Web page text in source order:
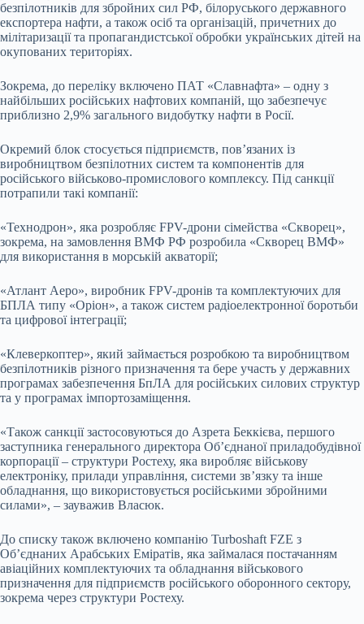
безпілотників для збройних сил РФ, білоруського державного
експортера нафти, а також осіб та організацій, причетних до
мілітаризації та пропагандистської обробки українських дітей на
окупованих територіях.
Зокрема, до переліку включено ПАТ «Славнафта» – одну з
найбільших російських нафтових компаній, що забезпечує
приблизно 2,9% загального видобутку нафти в Росії.
Окремий блок стосується підприємств, пов’язаних із
виробництвом безпілотних систем та компонентів для
російського військово-промислового комплексу. Під санкції
потрапили такі компанії:
«Технодрон», яка розробляє FPV-дрони сімейства «Скворец»,
зокрема, на замовлення ВМФ РФ розробила «Скворец ВМФ»
для використання в морській акваторії;
«Атлант Аеро», виробник FPV-дронів та комплектуючих для
БПЛА типу «Оріон», а також систем радіоелектронної боротьби
та цифрової інтеграції;
«Клеверкоптер», який займається розробкою та виробництвом
безпілотників різного призначення та бере участь у державних
програмах забезпечення БпЛА для російських силових структур
та у програмах імпортозаміщення.
«Також санкції застосовуються до Азрета Беккієва, першого
заступника генерального директора Об’єднаної приладобудівної
корпорації – структури Ростеху, яка виробляє військову
електроніку, прилади управління, системи зв’язку та інше
обладнання, що використовується російськими збройними
силами», – зауважив Власюк.
До списку також включено компанію Turboshaft FZE з
Об’єднаних Арабських Еміратів, яка займалася постачанням
авіаційних комплектуючих та обладнання військового
призначення для підприємств російського оборонного сектору,
зокрема через структури Ростеху.